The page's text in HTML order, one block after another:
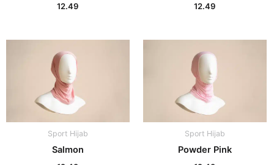
12.49 12.49
Sport Hijab
Salmon
Sport Hijab
Powder Pink